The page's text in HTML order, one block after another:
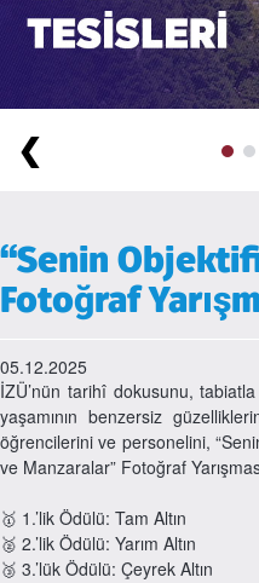
❮
“Senin
Fotoğraf
05.12.2025
İZÜ’nün tarihî dokusunu,
yaşamının benzersiz
öğrencilerini ve personelini,
ve Manzaralar” Fotoğraf
🥇 1.’lik Ödülü: Tam Altın
🥈 2.’lik Ödülü: Yarım Altın
🥉 3.’lük Ödülü: Çeyrek Altın